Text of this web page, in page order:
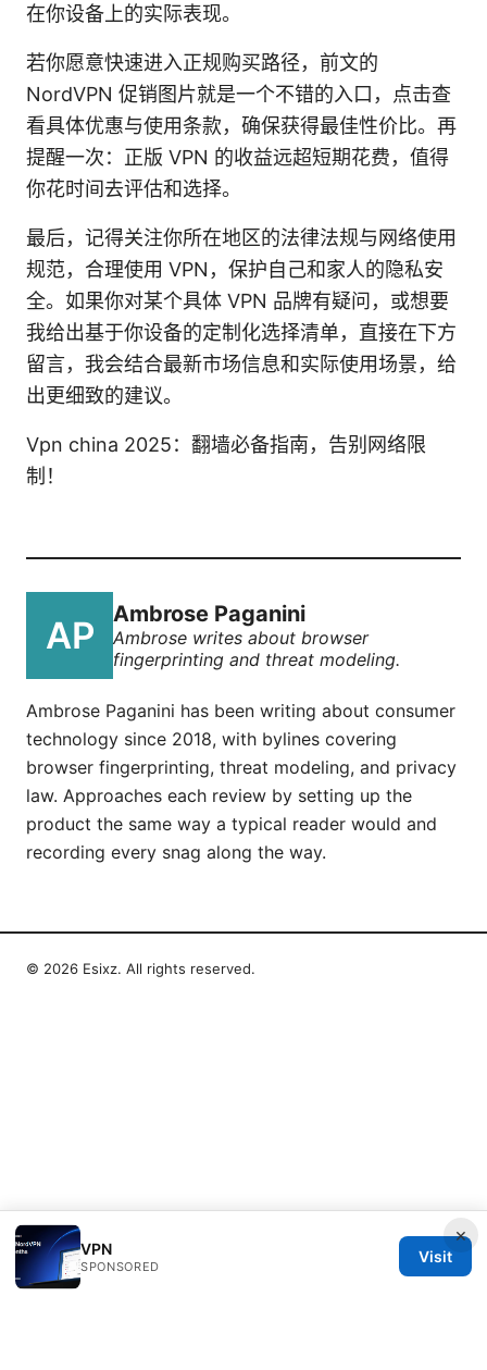
在你设备上的实际表现。
若你愿意快速进入正规购买路径，前文的
NordVPN 促销图片就是一个不错的入口，点击查
看具体优惠与使用条款，确保获得最佳性价比。再
提醒一次：正版 VPN 的收益远超短期花费，值得
你花时间去评估和选择。
最后，记得关注你所在地区的法律法规与网络使用
规范，合理使用 VPN，保护自己和家人的隐私安
全。如果你对某个具体 VPN 品牌有疑问，或想要
我给出基于你设备的定制化选择清单，直接在下方
留言，我会结合最新市场信息和实际使用场景，给
出更细致的建议。
Vpn china 2025：翻墙必备指南，告别网络限
制！
Ambrose Paganini
Ambrose writes about browser
fingerprinting and threat modeling.
Ambrose Paganini has been writing about consumer
technology since 2018, with bylines covering
browser fingerprinting, threat modeling, and privacy
law. Approaches each review by setting up the
product the same way a typical reader would and
recording every snag along the way.
×
VPN
SPONSORED
Visit
© 2026 Esixz. All rights reserved.